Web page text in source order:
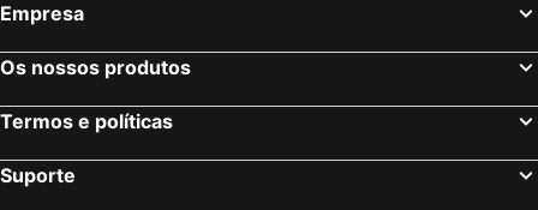
Colónia, Renânia do Norte-Vestfália Hotéis
Dusseldorf, Renânia do Norte-Vestfália Hotéis
Hamburgo, Hamburgo Hotéis
Empresa
Os nossos produtos
Termos e políticas
Suporte